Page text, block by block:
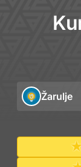
Žarulje